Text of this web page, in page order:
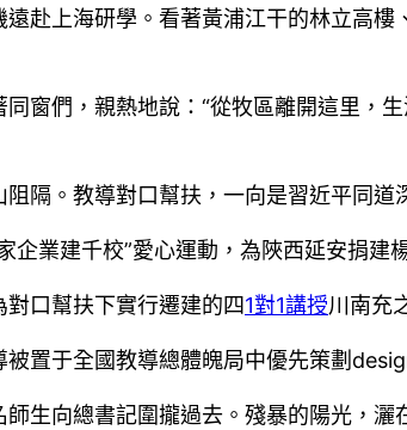
遠赴上海研學。看著黃浦江干的林立高
窗們，親熱地說：“從牧區離開這里，
阻隔。教導對口幫扶，一向是習近平同
企業建千校”愛心運動，為陜西延安捐
口幫扶下實行遷建的四1對1講授川南充
置于全國教導總體魄局中優先策劃
生向總書記圍攏過去。殘暴的陽光，灑